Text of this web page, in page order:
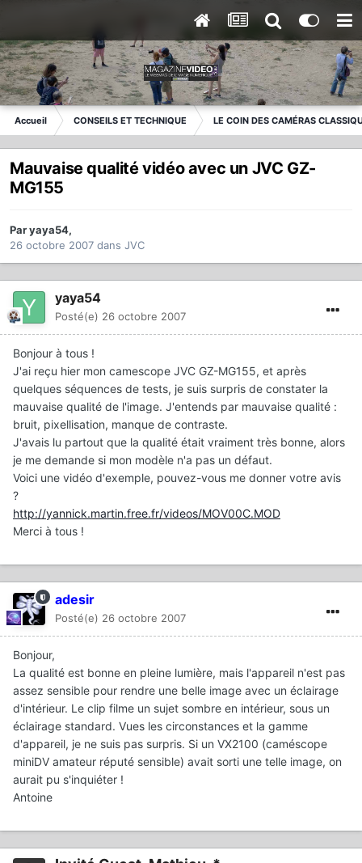
Accueil CONSEILS ET TECHNIQUE LE COIN DES CAMÉRAS
Mauvaise qualité vidéo avec un JVC GZ-
MG155
Paryaya54,
26 octobre 2007 dans JVC
yaya54
Posté(e) 26 octobre 2007
Bonjour à tous !
J'ai reçu hier mon camescope JVC GZ-MG155, et après
quelques séquences de tests, je suis surpris de constater la
mauvaise qualité de l'image. J'entends par mauvaise qualité :
bruit, pixellisation, manque de contraste.
J'avais lu partout que la qualité était vraiment très bonne, alors
je me demande si mon modèle n'a pas un défaut.
Voici une vidéo d'exemple, pouvez-vous me donner votre avis
?
http://yannick.martin.free.fr/videos/MOV00C.MOD
Merci à tous !
adesir
Posté(e) 26 octobre 2007
Bonjour,
La qualité est bonne en pleine lumière, mais l'appareil n'est pas
assez sensible pour rendre une belle image avec un éclairage
d'intérieur. Le clip filme un sujet sombre en intérieur, sous un
éclairage standard. Vues les circonstances et la gamme
d'appareil, je ne suis pas surpris. Si un VX2100 (caméscope
miniDV amateur réputé sensible) avait sorti une telle image, on
aurait pu s'inquiéter !
Antoine